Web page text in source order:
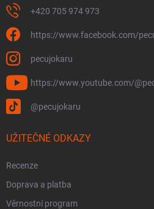
+420 705 974 973
https://www.facebook.com/
pecujokaru
https://www.youtube.com/
@pecujokaru
UŽITEČNÉ ODKAZY
Recenze
Doprava a platba
Věrnostní program